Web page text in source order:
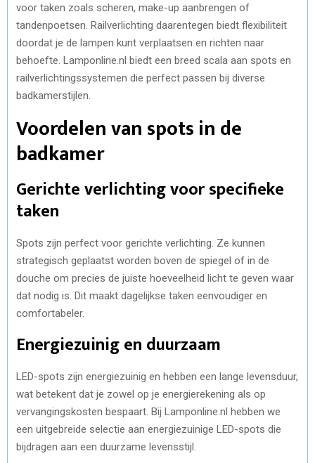
voor taken zoals scheren, make-up aanbrengen of
tandenpoetsen. Railverlichting daarentegen biedt flexibiliteit
doordat je de lampen kunt verplaatsen en richten naar
behoefte. Lamponline.nl biedt een breed scala aan spots en
railverlichtingssystemen die perfect passen bij diverse
badkamerstijlen.
Voordelen van spots in de
badkamer
Gerichte verlichting voor specifieke
taken
Spots zijn perfect voor gerichte verlichting. Ze kunnen
strategisch geplaatst worden boven de spiegel of in de
douche om precies de juiste hoeveelheid licht te geven waar
dat nodig is. Dit maakt dagelijkse taken eenvoudiger en
comfortabeler.
Energiezuinig en duurzaam
LED-spots zijn energiezuinig en hebben een lange levensduur,
wat betekent dat je zowel op je energierekening als op
vervangingskosten bespaart. Bij Lamponline.nl hebben we
een uitgebreide selectie aan energiezuinige LED-spots die
bijdragen aan een duurzame levensstijl.